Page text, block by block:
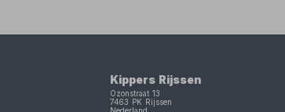
Kippers Rijssen
Ozonstraat 13
7463 PK
Rijssen